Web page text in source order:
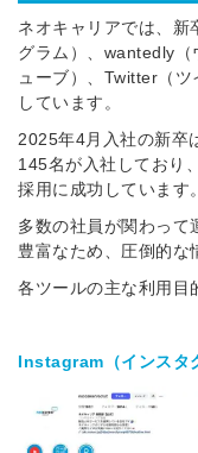
ネオキャリアでは、
グラム）、wantedly（
ューブ）、Twitter（
しています。
2025年4月入社の新卒
145名が入社しており
採用に成功しています。
多数の社員が関わって
豊富なため、圧倒的な
各ツールの主な利用目
Instagram（インスタ